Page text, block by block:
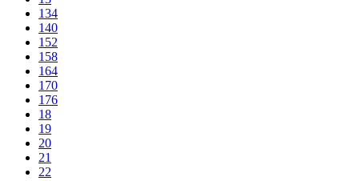
134
140
152
158
164
170
176
18
19
20
21
22